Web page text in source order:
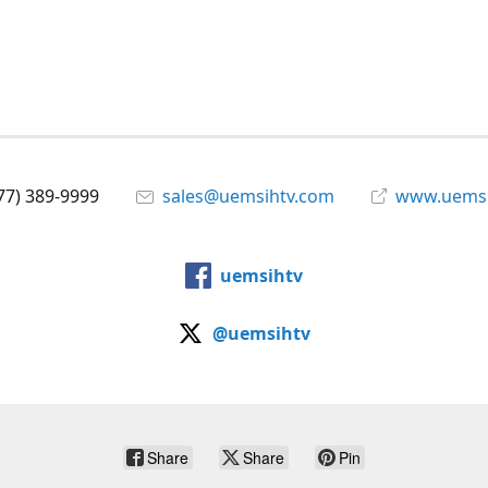
389-9999 sales@uemsihtv.com
uemsihtv
@uemsihtv
Share Share Pin